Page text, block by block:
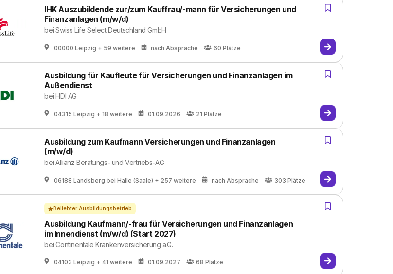
IHK Auszubildende zur/zum Kauffrau/-mann für Versicherungen und
Finanzanlagen (m/w/d)
beiSwiss Life Select Deutschland GmbH
00000 Leipzig + 59 weitere nach Absprache 60 Plätze
Ausbildung für Kaufleute für Versicherungen und Finanzanlagen im
Außendienst
beiHDI AG
04315 Leipzig + 18 weitere 01.09.2026 21 Plätze
Ausbildung zum Kaufmann Versicherungen und Finanzanlagen
(m/w/d)
beiAllianz Beratungs- und Vertriebs-AG
06188 Landsberg bei Halle (Saale) + 257 weitere nach Absprache 303 Plätze
Ausbildung Kaufmann/-frau für Versicherungen und Finanzanlagen
im Innendienst (m/w/d) (Start 2027)
beiContinentale Krankenversicherung a.G.
04103 Leipzig + 41 weitere 01.09.2027 68 Plätze
Beliebter Ausbildungsbetrieb